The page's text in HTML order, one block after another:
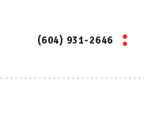
(604) 931-2646